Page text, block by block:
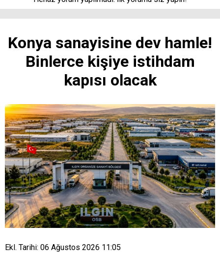
Konya sanayisine dev hamle!
Binlerce kişiye istihdam
kapısı olacak
Ekl. Tarihi: 06 Ağustos 2026 11:05